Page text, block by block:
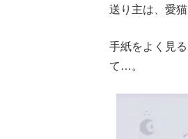
送り主は、愛
手紙をよく見
て…。